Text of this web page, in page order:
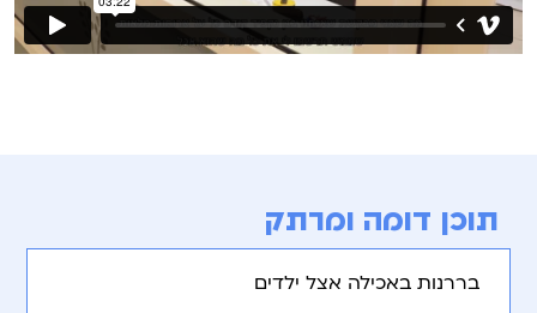
תוכן דומה ומרתק
בררנות באכילה אצל ילדים